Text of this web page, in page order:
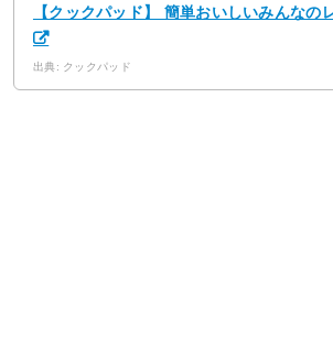
【クックパッド】 簡単おいしいみんなの
出典: クックパッド